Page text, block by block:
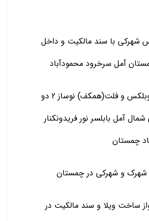
شهرکی با سند مالکیت و داخل
آمل سرخرود محمودآباد
فروش ویلا نیم دوبلکس و فلت(همکف) نوساز 2 دو
آمل بابلسر نور فریدونکنار
چمستان
شهرک و شهرکی در چمستان
ساخت ویلا و سند مالکیت در